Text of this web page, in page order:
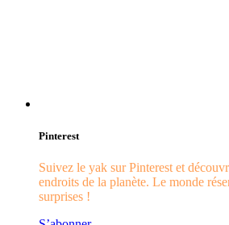
Pinterest
Suivez le yak sur Pinterest et
endroits de la planète. Le monde
surprises !